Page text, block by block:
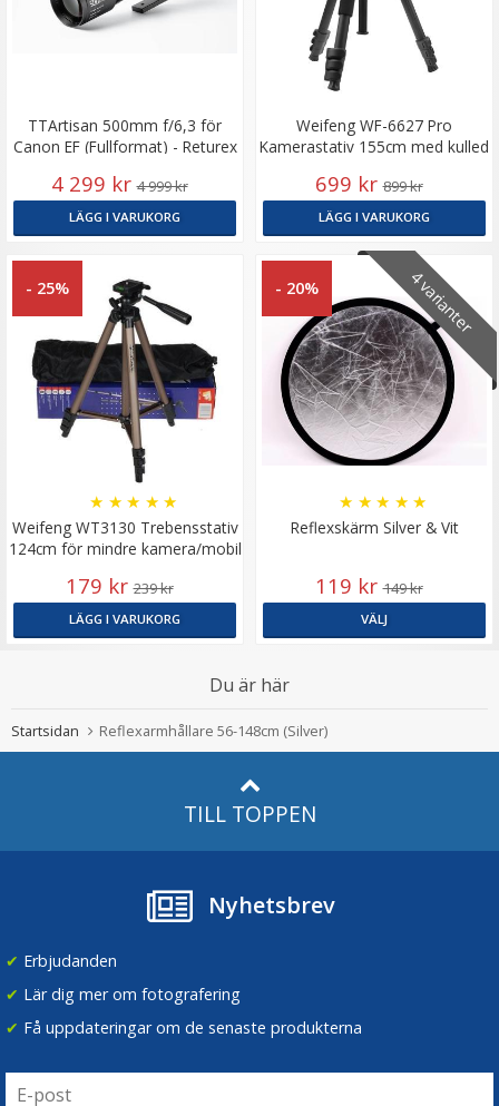
TTArtisan 500mm f/6,3 för
Canon EF (Fullformat) - Returex
4 299 kr 4 999 kr
LÄGG I VARUKORG
Weifeng WF-6627 Pro
Kamerastativ 155cm med kulled
699 kr 899 kr
LÄGG I VARUKORG
- 25%
Weifeng WT3130 Trebensstativ
124cm för mindre kamera/mobil
★ ★ ★ ★ ★
179 kr 239 kr
LÄGG I VARUKORG
4 varianter
- 20%
Reflexskärm Silver & Vit
★ ★ ★ ★ ★
119 kr 149 kr
VÄLJ
Du är här
Startsidan Reflexarmhållare 56-148cm (Silver)
TILL TOPPEN
Nyhetsbrev
✔ Erbjudanden
✔ Lär dig mer om fotografering
✔ Få uppdateringar om de senaste produkterna